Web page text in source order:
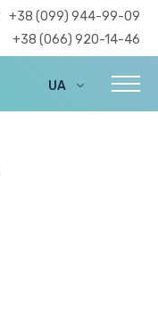
+38 (099) 944-99-09
+38 (066) 920-14-46
UA